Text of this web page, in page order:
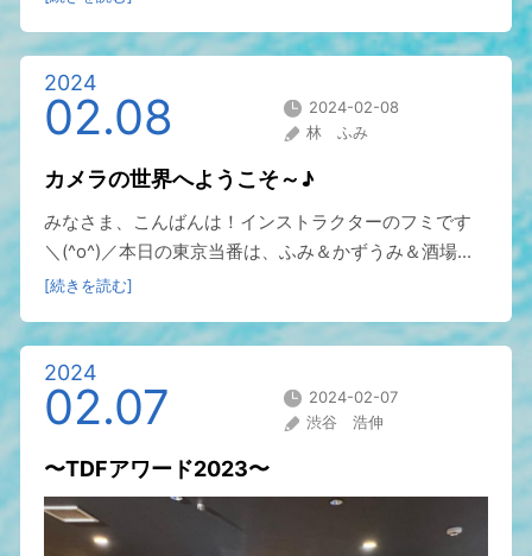
2024
02.08
2024-02-08
林 ふみ
カメラの世界へようこそ～♪
みなさま、こんばんは！インストラクターのフミです
＼(^o^)／本日の東京当番は、ふみ＆かずうみ＆酒場...
[続きを読む]
2024
02.07
2024-02-07
渋谷 浩伸
〜TDFアワード2023〜